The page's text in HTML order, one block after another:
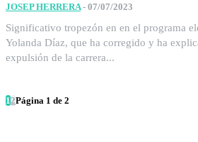
JOSEP HERRERA - 07/07/2023
Significativo tropezón en en el programa
Yolanda Díaz, que ha corregido y ha
expulsión de la carrera...
1 2Página 1 de 2